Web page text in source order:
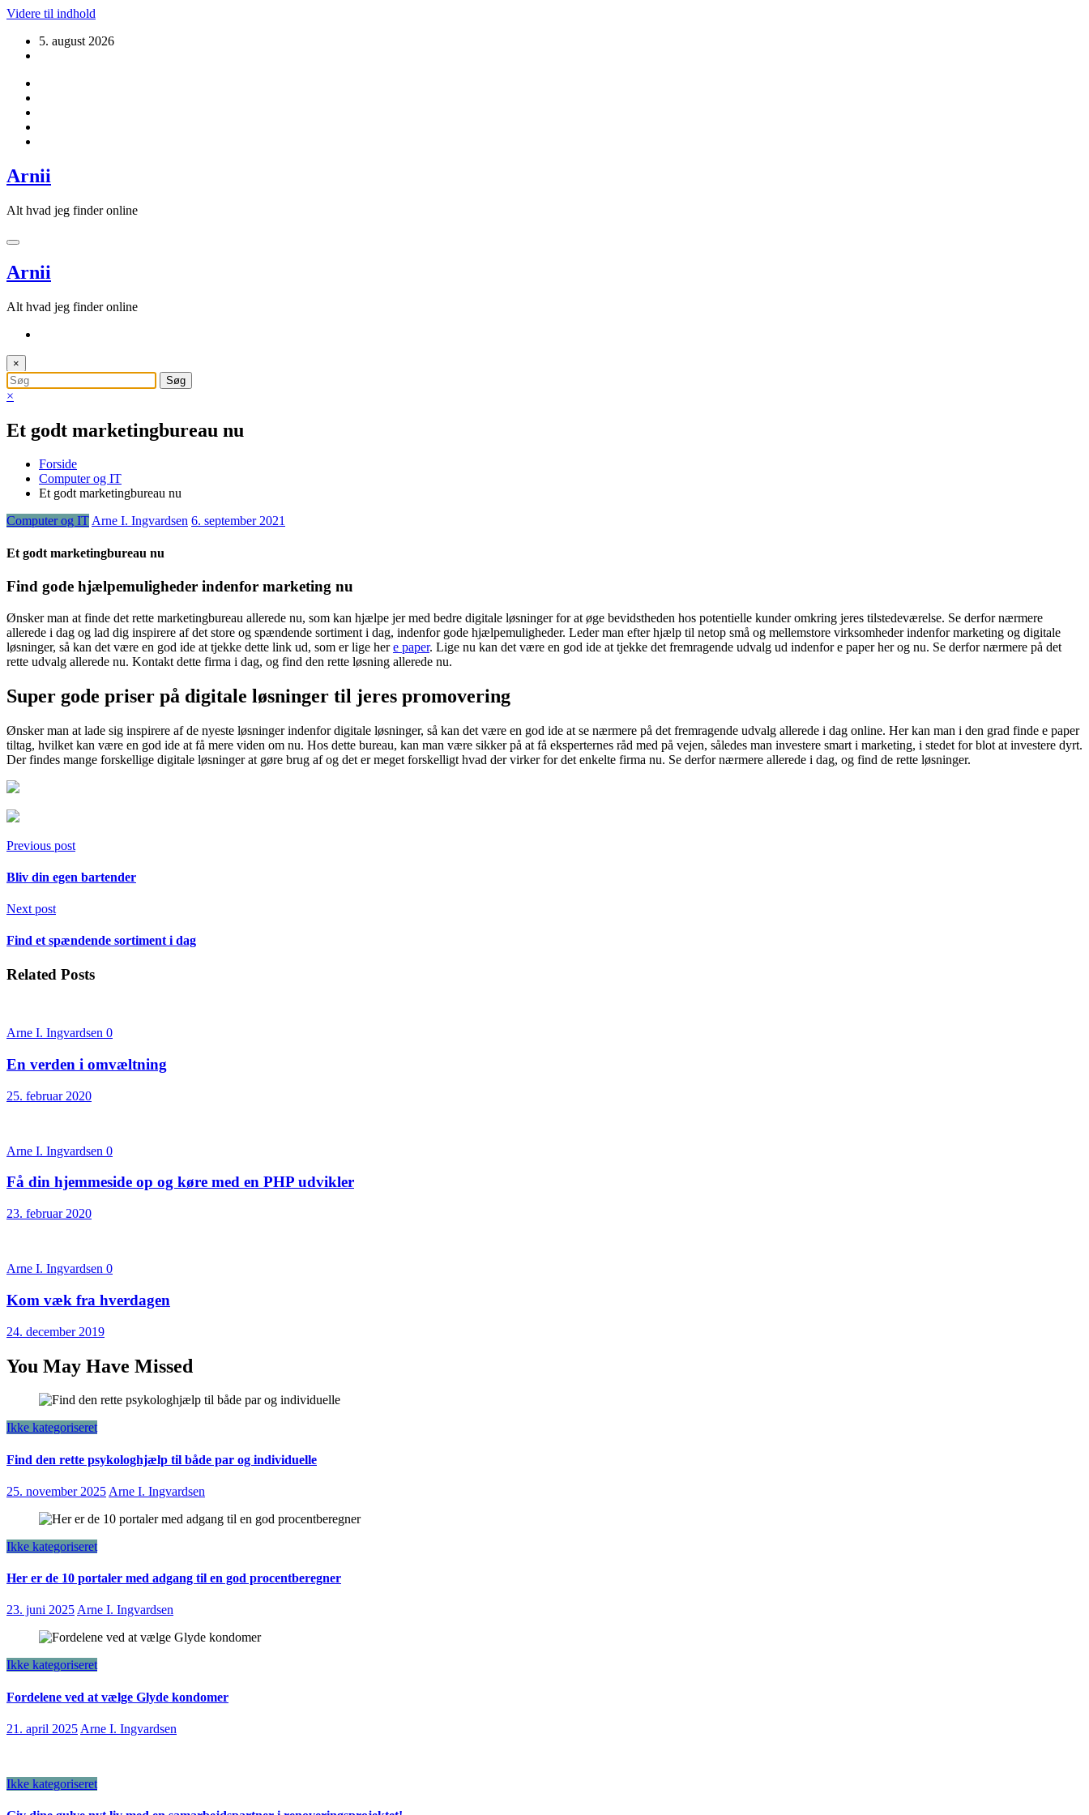
Videre til indhold
5. august 2026
Arnii
Alt hvad jeg finder online
Arnii
Alt hvad jeg finder online
×
×
Et godt marketingbureau nu
Forside
Computer og IT
Et godt marketingbureau nu
Computer og ITArne I. Ingvardsen 6. september 2021
Et godt marketingbureau nu
Find gode hjælpemuligheder indenfor marketing nu
Ønsker man at finde det rette marketingbureau allerede nu, som kan hjælpe jer med bedre digitale løsninger for at øge bevidstheden hos potentielle kunder omkring jeres tilstedeværelse. Se derfor nærmere
allerede i dag og lad dig inspirere af det store og spændende sortiment i dag, indenfor gode hjælpemuligheder. Leder man efter hjælp til netop små og mellemstore virksomheder indenfor marketing og digitale
løsninger, så kan det være en god ide at tjekke dette link ud, som er lige here paper. Lige nu kan det være en god ide at tjekke det fremragende udvalg ud indenfor e paper her og nu. Se derfor nærmere på det
rette udvalg allerede nu. Kontakt dette firma i dag, og find den rette løsning allerede nu.
Super gode priser på digitale løsninger til jeres promovering
Ønsker man at lade sig inspirere af de nyeste løsninger indenfor digitale løsninger, så kan det være en god ide at se nærmere på det fremragende udvalg allerede i dag online. Her kan man i den grad finde e paper
tiltag, hvilket kan være en god ide at få mere viden om nu. Hos dette bureau, kan man være sikker på at få eksperternes råd med på vejen, således man investere smart i marketing, i stedet for blot at investere dyrt.
Der findes mange forskellige digitale løsninger at gøre brug af og det er meget forskelligt hvad der virker for det enkelte firma nu. Se derfor nærmere allerede i dag, og find de rette løsninger.
Previous post
Bliv din egen bartender
Next post
Find et spændende sortiment i dag
Related Posts
Arne I. Ingvardsen 0
En verden i omvæltning
25. februar 2020
Arne I. Ingvardsen 0
Få din hjemmeside op og køre med en PHP udvikler
23. februar 2020
Arne I. Ingvardsen 0
Kom væk fra hverdagen
24. december 2019
You May Have Missed
Ikke kategoriseret
Find den rette psykologhjælp til både par og individuelle
25. november 2025 Arne I. Ingvardsen
Ikke kategoriseret
Her er de 10 portaler med adgang til en god procentberegner
23. juni 2025Arne I. Ingvardsen
Ikke kategoriseret
Fordelene ved at vælge Glyde kondomer
21. april 2025 Arne I. Ingvardsen
Ikke kategoriseret